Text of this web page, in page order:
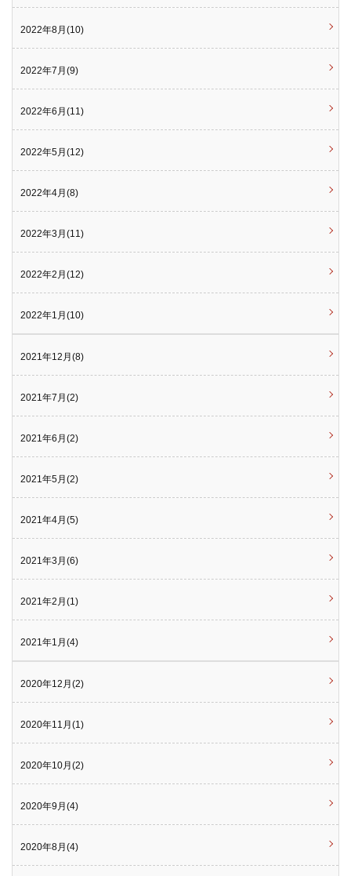
2022年8月(10)
2022年7月(9)
2022年6月(11)
2022年5月(12)
2022年4月(8)
2022年3月(11)
2022年2月(12)
2022年1月(10)
2021年12月(8)
2021年7月(2)
2021年6月(2)
2021年5月(2)
2021年4月(5)
2021年3月(6)
2021年2月(1)
2021年1月(4)
2020年12月(2)
2020年11月(1)
2020年10月(2)
2020年9月(4)
2020年8月(4)